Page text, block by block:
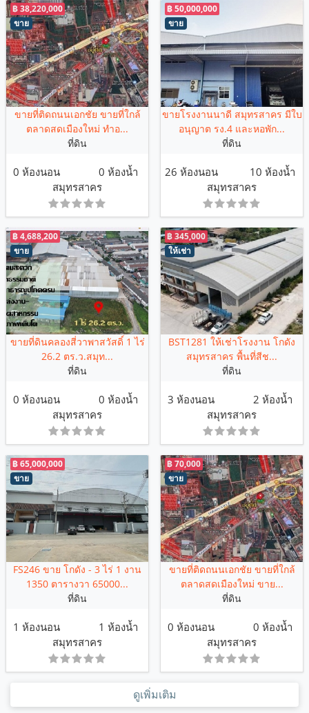
ขาย
฿ 38,220,000
ขายที่ติดถนนเอกชัย ขายที่ใกล้
ตลาดสดเมืองใหม่ ทำอ...
ที่ดิน
0 ห้องนอน
0 ห้องน้ำ
สมุทรสาคร
ขาย
฿ 50,000,000
ขายโรงงานนาดี สมุทรสาคร มีใบ
อนุญาต รง.4 และหอพัก...
ที่ดิน
26 ห้องนอน
10 ห้องน้ำ
สมุทรสาคร
ขาย
฿ 4,688,200
ขายที่ดินคลองสี่วาพาสวัสดิ์ 1 ไร่
26.2 ตร.ว.สมุท...
ที่ดิน
0 ห้องนอน
0 ห้องน้ำ
สมุทรสาคร
ให้เช่า
฿ 345,000
BST1281 ให้เช่าโรงงาน โกดัง
สมุทรสาคร พื้นที่สีช...
ที่ดิน
3 ห้องนอน
2 ห้องน้ำ
สมุทรสาคร
ขาย
฿ 65,000,000
FS246 ขาย โกดัง - 3 ไร่ 1 งาน
1350 ตารางวา 65000...
ที่ดิน
1 ห้องนอน
1 ห้องน้ำ
สมุทรสาคร
ขาย
฿ 70,000
ขายที่ติดถนนเอกชัย ขายที่ใกล้
ตลาดสดเมืองใหม่ ขาย...
ที่ดิน
0 ห้องนอน
0 ห้องน้ำ
สมุทรสาคร
ดูเพิ่มเติม